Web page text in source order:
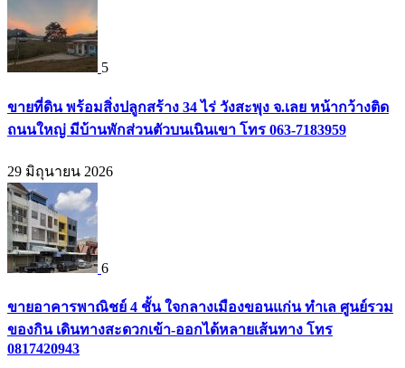
5
ขายที่ดิน พร้อมสิ่งปลูกสร้าง 34 ไร่ วังสะพุง จ.เลย หน้ากว้างติด
ถนนใหญ่ มีบ้านพักส่วนตัวบนเนินเขา โทร 063-7183959
29 มิถุนายน 2026
6
ขายอาคารพาณิชย์ 4 ชั้น ใจกลางเมืองขอนแก่น ทำเล ศูนย์รวม
ของกิน เดินทางสะดวกเข้า-ออกได้หลายเส้นทาง โทร
0817420943